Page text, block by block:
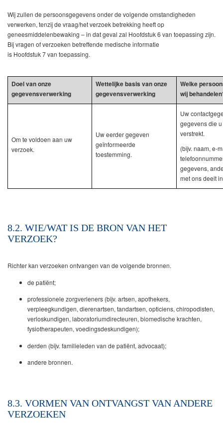
Wij zullen de persoonsgegevens onder de volgende omstandigheden
verwerken, tenzij de vraag/het verzoek betrekking heeft op
geneesmiddelenbewaking – in dat geval zal Hoofdstuk 6 van toepassing zijn.
Bij vragen of verzoeken betreffende medische informatie
is Hoofdstuk 7 van toepassing.
Doel van onze
gegevensverwerking
Wettelijke basis van onze
gegevensverwerking
Welke
wij
Om te voldoen aan uw
verzoek.
Uw eerder gegeven
geïnformeerde
toestemming.
Uw
gegevens die
verstrekt.
(bijv. naam, e-
gegevens,
met ons deelt
8.2. WIE/WAT IS DE BRON VAN HET
VERZOEK?
Richter kan verzoeken ontvangen van de volgende bronnen.
de patiënt;
professionele zorgverleners (bijv. artsen, apothekers,
verpleegkundigen, dierenartsen, tandartsen, opticiens, chiropodisten,
verloskundigen, laboratoriumdirecteuren, biomedische krachten,
fysiotherapeuten, voedingsdeskundigen);
derden (bijv. familieleden van de patiënt, advocaat);
andere bronnen.
8.3. VORMEN VAN ONTVANGST VAN ANDERE
VERZOEKEN